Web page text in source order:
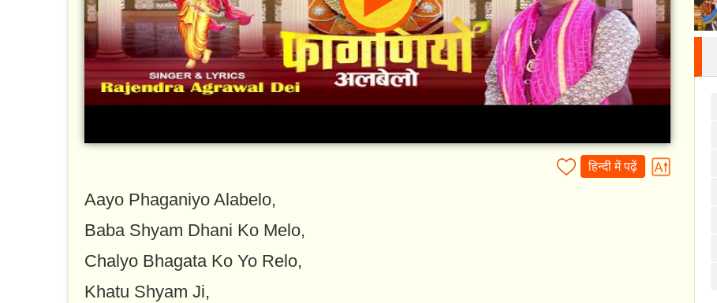
हिन्दी में पढ़ें
Aayo Phaganiyo Alabelo,
Baba Shyam Dhani Ko Melo,
Chalyo Bhagata Ko Yo Relo,
Khatu Shyam Ji,